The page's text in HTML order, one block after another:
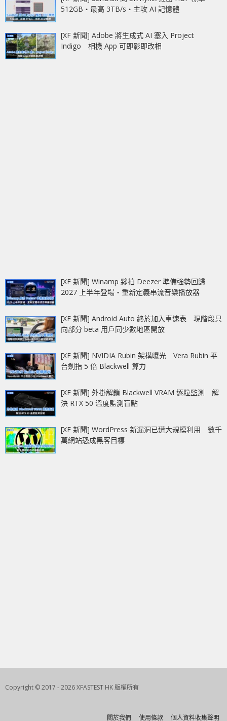
512GB‧最高 3TB/s‧主攻 AI 記憶體
[XF 新聞] Adobe 將生成式 AI 塞入 Project
Indigo 相機 App 可即影即改相
[XF 新聞] Winamp 夥拍 Deezer 準備強勢回歸
2027 上半年登場‧重新定義串流音樂播放器
[XF 新聞] Android Auto 終於加入車速表 現階段只
向部分 beta 用戶同少數地區開放
[XF 新聞] NVIDIA Rubin 架構曝光 Vera Rubin 平
台劍指 5 倍 Blackwell 算力
[XF 新聞] 外掛解鎖 Blackwell VRAM 逐粒監測 解
決 RTX 50 溫度監測盲點
[XF 新聞] WordPress 新漏洞已遭大規模利用 數千
萬網站恐成黑客目標
Copyright © 2017 - 2026 XFASTEST HK 版權所有
關於我們 使用條款 個人資料收集聲明